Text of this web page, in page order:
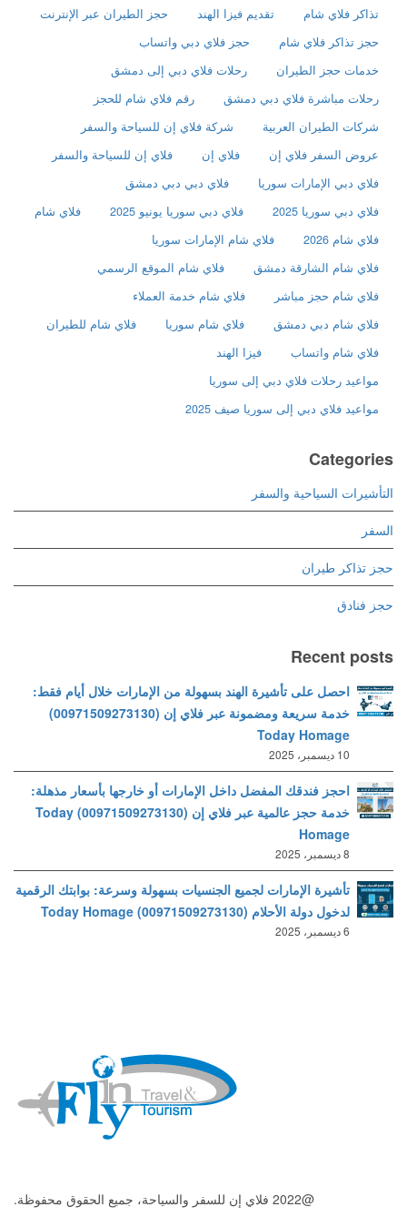
تذاكر فلاي شام
تقديم فيزا الهند
حجز الطيران عبر الإنترنت
حجز تذاكر فلاي شام
حجز فلاي دبي واتساب
خدمات حجز الطيران
رحلات فلاي دبي إلى دمشق
رحلات مباشرة فلاي دبي دمشق
رقم فلاي شام للحجز
شركات الطيران العربية
شركة فلاي إن للسياحة والسفر
عروض السفر فلاي إن
فلاي إن
فلاي إن للسياحة والسفر
فلاي دبي الإمارات سوريا
فلاي دبي دبي دمشق
فلاي دبي سوريا 2025
فلاي دبي سوريا يونيو 2025
فلاي شام
فلاي شام 2026
فلاي شام الإمارات سوريا
فلاي شام الشارقة دمشق
فلاي شام الموقع الرسمي
فلاي شام حجز مباشر
فلاي شام خدمة العملاء
فلاي شام دبي دمشق
فلاي شام سوريا
فلاي شام للطيران
فلاي شام واتساب
فيزا الهند
مواعيد رحلات فلاي دبي إلى سوريا
مواعيد فلاي دبي إلى سوريا صيف 2025
Categories
التأشيرات السياحية والسفر
السفر
حجز تذاكر طيران
حجز فنادق
Recent posts
احصل على تأشيرة الهند بسهولة من الإمارات خلال أيام فقط:
خدمة سريعة ومضمونة عبر فلاي إن (00971509273130)
Today Homage
10 ديسمبر، 2025
احجز فندقك المفضل داخل الإمارات أو خارجها بأسعار مذهلة:
خدمة حجز عالمية عبر فلاي إن (00971509273130) Today
Homage
8 ديسمبر، 2025
تأشيرة الإمارات لجميع الجنسيات بسهولة وسرعة: بوابتك الرقمية
لدخول دولة الأحلام (00971509273130) Today Homage
6 ديسمبر، 2025
@2022 فلاي إن للسفر والسياحة، جميع الحقوق محفوظة.